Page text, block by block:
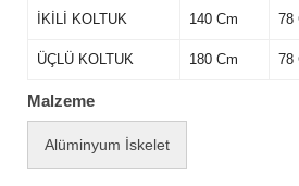
İKİLİ KOLTUK 140 Cm 78
ÜÇLÜ KOLTUK 180 Cm 78
Malzeme
Alüminyum İskelet